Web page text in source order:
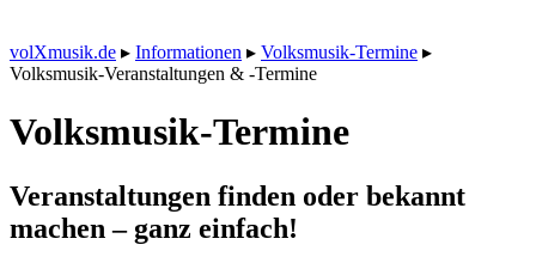
volXmusik.de ▸ Informationen ▸ Volksmusik-Termine ▸
Volksmusik-Veranstaltungen & -Termine
Volksmusik-Termine
Veranstaltungen finden oder bekannt
machen – ganz einfach!